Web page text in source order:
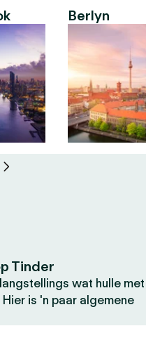
Berlyn
Tinder
wat hulle met
is 'n paar algemene